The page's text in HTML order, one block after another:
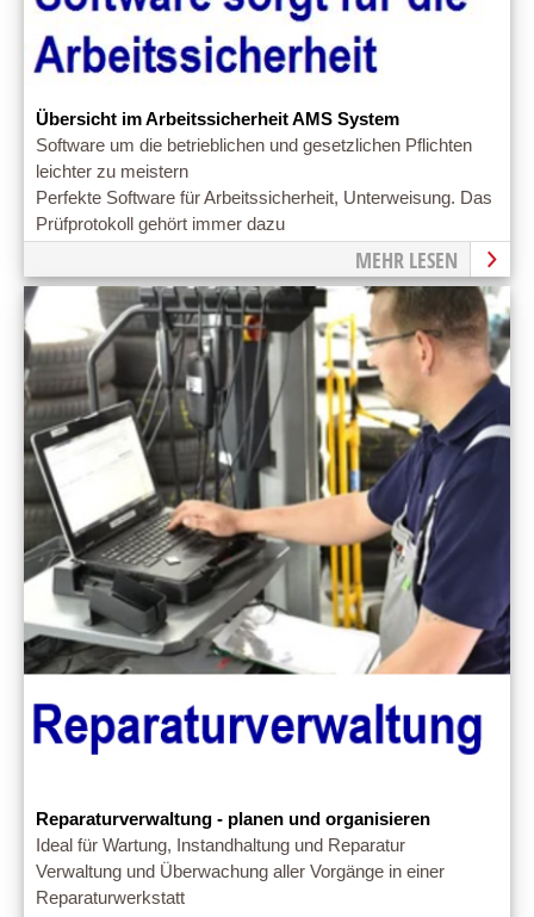
Übersicht im Arbeitssicherheit AMS System
Software um die betrieblichen und gesetzlichen Pflichten
leichter zu meistern
Perfekte Software für Arbeitssicherheit, Unterweisung. Das
Prüfprotokoll gehört immer dazu
MEHR LESEN
Reparaturverwaltung - planen und organisieren
Ideal für Wartung, Instandhaltung und Reparatur
Verwaltung und Überwachung aller Vorgänge in einer
Reparaturwerkstatt